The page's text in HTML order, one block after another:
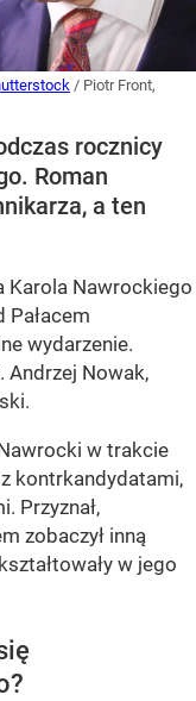
/ Piotr Front,
rocznicy
Roman
a ten
Karola Nawrockiego
Pałacem
wydarzenie.
Andrzej Nowak,
w trakcie
kontrkandydatami,
Przyznał,
zobaczył inną
w jego